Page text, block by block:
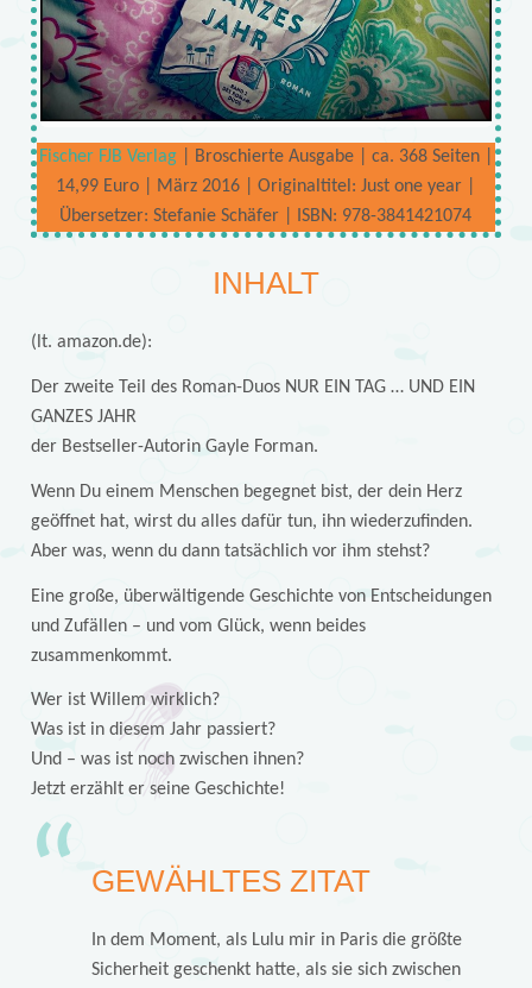
Fischer FJB Verlag | Broschierte Ausgabe | ca. 368 Seiten |
14,99 Euro | März 2016 | Originaltitel: Just one year |
Übersetzer: Stefanie Schäfer | ISBN: 978-3841421074
INHALT
(lt. amazon.de):
Der zweite Teil des Roman-Duos NUR EIN TAG … UND EIN
GANZES JAHR
der Bestseller-Autorin Gayle Forman.
Wenn Du einem Menschen begegnet bist, der dein Herz
geöffnet hat, wirst du alles dafür tun, ihn wiederzufinden.
Aber was, wenn du dann tatsächlich vor ihm stehst?
Eine große, überwältigende Geschichte von Entscheidungen
und Zufällen – und vom Glück, wenn beides
zusammenkommt.
Wer ist Willem wirklich?
Was ist in diesem Jahr passiert?
Und – was ist noch zwischen ihnen?
Jetzt erzählt er seine Geschichte!
GEWÄHLTES ZITAT
In dem Moment, als Lulu mir in Paris die größte
Sicherheit geschenkt hatte, als sie sich zwischen